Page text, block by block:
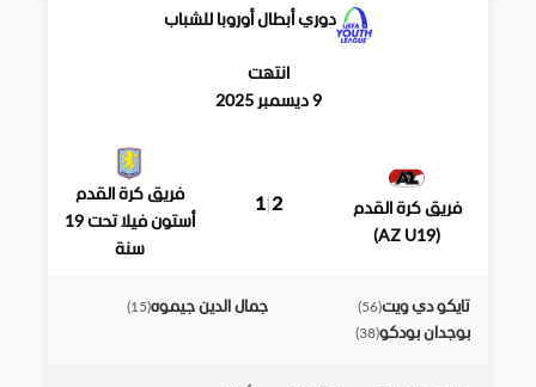
دوري أبطال أوروبا للشباب
انتهت
9 ديسمبر 2025
فريق كرة القدم
(AZ U19)
2
|
1
فريق كرة القدم
أستون فيلا تحت 19
سنة
تايكو دي ويت(
56
)
بوجدان بودكو(
38
)
جمال الدين جيموه(
15
)